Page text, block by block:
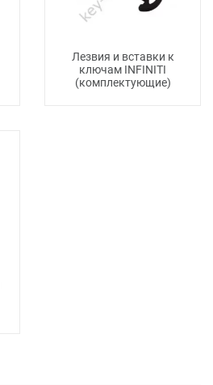
Лезвия и вставки к
ключам INFINITI
(комплектующие)